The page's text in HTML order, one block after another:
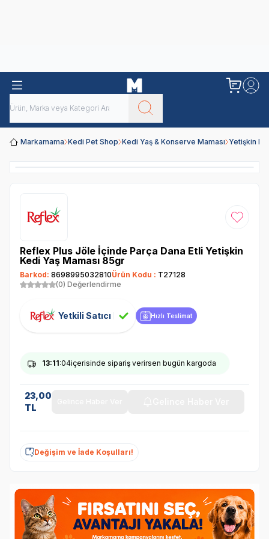
Markamama Kedi Pet Shop Kedi Yaş & Konserve Maması Yetişkin
Favoriye
Reflex Plus Jöle İçinde Parça Dana Etli Yetişkin
Kedi Yaş Maması 85gr
Barkod: 8698995032810Ürün Kodu : T27128
(0) Değerlendirme
Yetkili Satıcı Hızlı Teslimat
13:11:04içerisinde sipariş verirsen bugün kargoda
23,00
TL
Değişim ve İade Koşulları!